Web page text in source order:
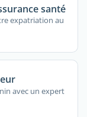
santé
expatriation au
avec un expert